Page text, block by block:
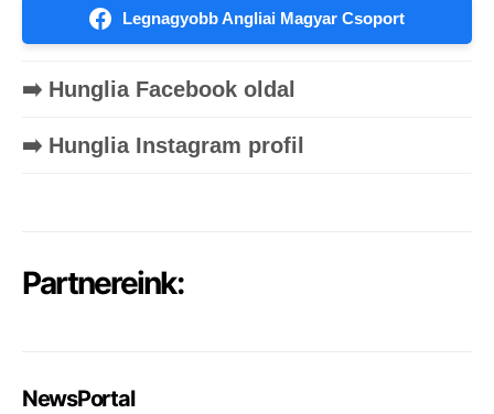
Legnagyobb Angliai Magyar Csoport
➡️ Hunglia Facebook oldal
➡️ Hunglia Instagram profil
Partnereink:
NewsPortal